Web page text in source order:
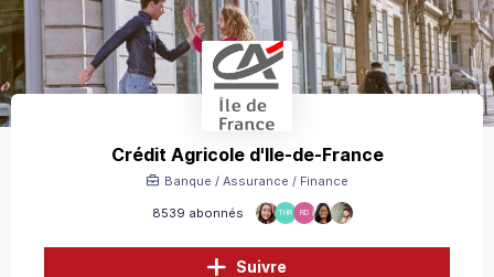
Crédit Agricole d'Ile-de-France
8539 abonnés THR RD
Banque / Assurance / Finance
Suivre